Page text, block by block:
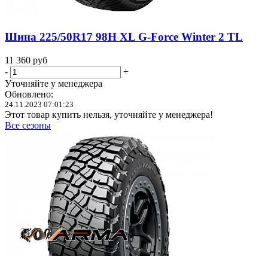
Шина 225/50R17 98H XL G-Force Winter 2 TL
11 360 руб
-
+
Уточняйте у менеджера
Обновлено:
24.11.2023 07:01:23
Этот товар купить нельзя, уточняйте у менеджера!
Все сезоны